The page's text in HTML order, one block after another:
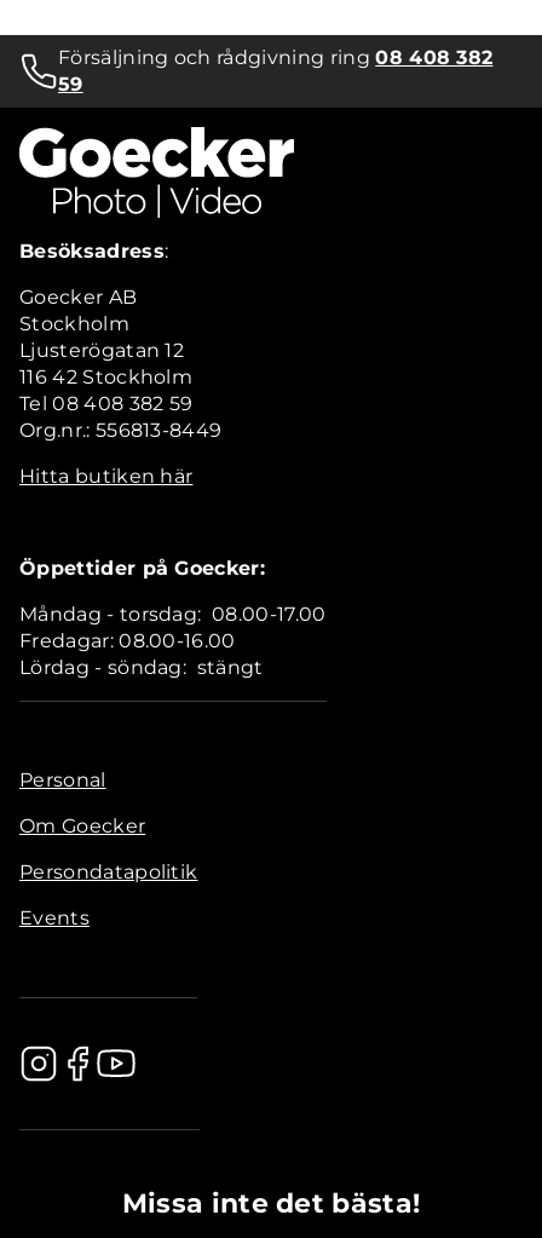
Försäljning och rådgivning ring08 408 382
59
Besöksadress:
Goecker AB
Stockholm
Ljusterögatan 12
116 42 Stockholm
Tel 08 408 382 59
Org.nr.: 556813-8449
Hitta butiken här
Öppettider på Goecker:
Måndag - torsdag: 08.00-17.00
Fredagar: 08.00-16.00
Lördag - söndag: stängt
Personal
Om Goecker
Persondatapolitik
Events
Missa inte det bästa!